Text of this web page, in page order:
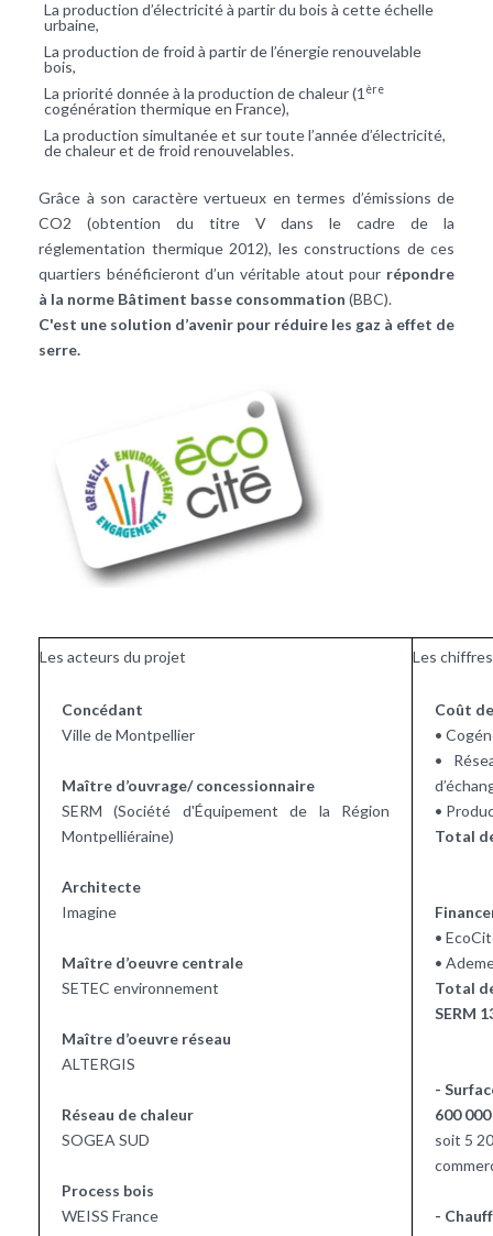
La production d’électricité à partir du bois à cette échelle
urbaine,
La production de froid à partir de l’énergie renouvelable
bois,
La priorité donnée à la production de chaleur (1 ère
cogénération thermique en France),
La production simultanée et sur toute l’année d’électricité,
de chaleur et de froid renouvelables.
Grâce à son caractère vertueux en termes d’émissions de
CO2 (obtention du titre V dans le cadre de la
réglementation thermique 2012), les constructions de ces
quartiers bénéficieront d’un véritable atout pour répondre
à la norme Bâtiment basse consommation (BBC).
C'est une solution d’avenir pour réduire les gaz à effet de
serre.
Les acteurs du projet
Concédant
Ville de Montpellier
Maître d’ouvrage/ concessionnaire
SERM (Société d'Équipement de la Région
Montpelliéraine)
Architecte
Imagine
Maître d’oeuvre centrale
SETEC environnement
Maître d’oeuvre réseau
ALTERGIS
Réseau de chaleur
SOGEA SUD
Process bois
WEISS France
Les
Coût
•
•
•
Total
•
•
Total
SERM
-
600 000
soit 5
-